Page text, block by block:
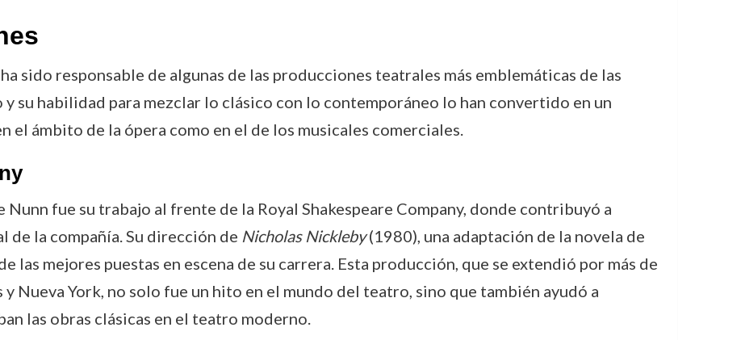
sido responsable de algunas de las producciones teatrales más emblemáticas de las
su habilidad para mezclar lo clásico con lo contemporáneo lo han convertido en un
ámbito de la ópera como en el de los musicales comerciales.
fue su trabajo al frente de la Royal Shakespeare Company, donde contribuyó a
la compañía. Su dirección de Nicholas Nickleby(1980), una adaptación de la novela de
las mejores puestas en escena de su carrera. Esta producción, que se extendió por más de
Nueva York, no solo fue un hito en el mundo del teatro, sino que también ayudó a
las obras clásicas en el teatro moderno.